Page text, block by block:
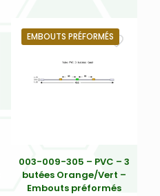
EMBOUTS PRÉFORMÉS
003-009-305 – PVC – 3
butées Orange/Vert –
Embouts préformés